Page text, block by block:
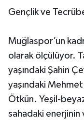
Gençlik ve
Muğlaspor’un
olarak ölçülüyor.
yaşındaki Şahin
yaşındaki
Ötkün. Yeşil-
sahadaki